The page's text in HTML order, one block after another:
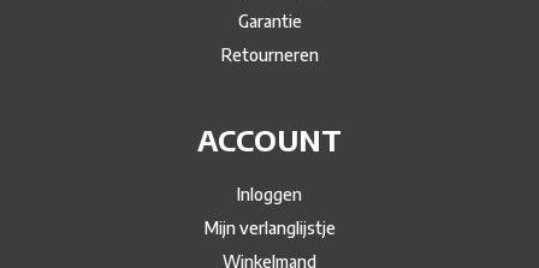
Garantie
Retourneren
ACCOUNT
Inloggen
Mijn verlanglijstje
Winkelmand